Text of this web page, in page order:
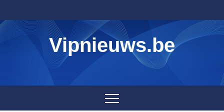
to
content
Vipnieuws.be